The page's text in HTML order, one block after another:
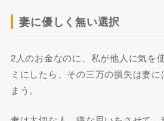
妻に優しく無い選択
2人のお金なのに、私が他人に気を
ミにしたら、その三万の損失は妻
まう。